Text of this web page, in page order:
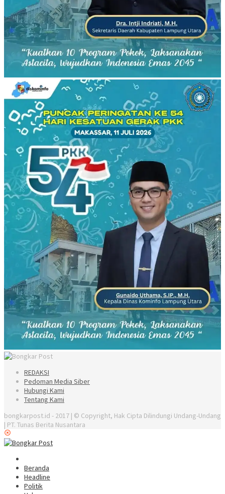
REDAKSI
Pedoman Media Siber
Hubungi Kami
Tentang Kami
bongkarpost.id - 2017 | © Copyright, Hak Cipta Dilindungi Undang-Undang
| PT. Tunas Berita Nusantara
Beranda
Headline
Politik